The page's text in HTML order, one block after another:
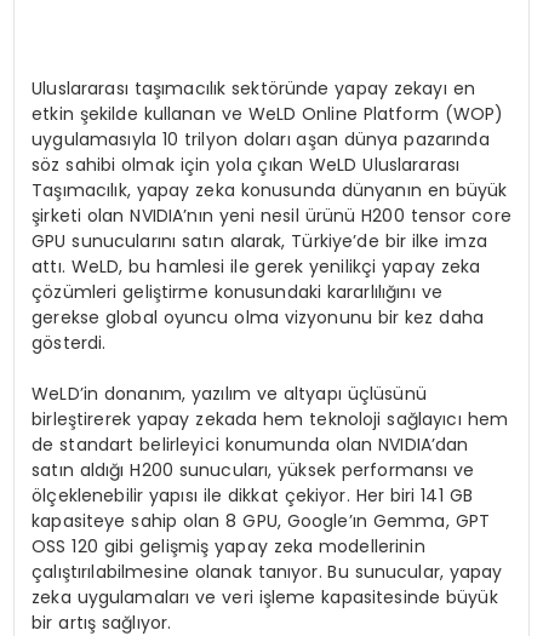
Uluslararası taşımacılık sektöründe yapay zekayı en
etkin şekilde kullanan ve WeLD Online Platform (WOP)
uygulamasıyla 10 trilyon doları aşan dünya pazarında
söz sahibi olmak için yola çıkan WeLD Uluslararası
Taşımacılık, yapay zeka konusunda dünyanın en büyük
şirketi olan NVIDIA’nın yeni nesil ürünü H200 tensor core
GPU sunucularını satın alarak, Türkiye’de bir ilke imza
attı. WeLD, bu hamlesi ile gerek yenilikçi yapay zeka
çözümleri geliştirme konusundaki kararlılığını ve
gerekse global oyuncu olma vizyonunu bir kez daha
gösterdi.
WeLD’in donanım, yazılım ve altyapı üçlüsünü
birleştirerek yapay zekada hem teknoloji sağlayıcı hem
de standart belirleyici konumunda olan NVIDIA’dan
satın aldığı H200 sunucuları, yüksek performansı ve
ölçeklenebilir yapısı ile dikkat çekiyor. Her biri 141 GB
kapasiteye sahip olan 8 GPU, Google’ın Gemma, GPT
OSS 120 gibi gelişmiş yapay zeka modellerinin
çalıştırılabilmesine olanak tanıyor. Bu sunucular, yapay
zeka uygulamaları ve veri işleme kapasitesinde büyük
bir artış sağlıyor.